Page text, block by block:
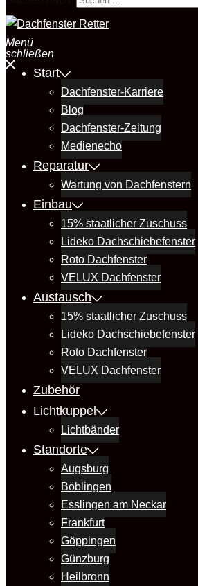
Menü
schließen
Start
Dachfenster-Karriere
Blog
Dachfenster-Zeitung
Medienecho
Reparatur
Wartung von Dachfenstern
Einbau
15% staatlicher Zuschuss
Lideko Dachschiebefenster
Roto Dachfenster
VELUX Dachfenster
Austausch
15% staatlicher Zuschuss
Lideko Dachschiebefenster
Roto Dachfenster
VELUX Dachfenster
Zubehör
Lichtkuppel
Lichtbänder
Standorte
Augsburg
Böblingen
Esslingen am Neckar
Frankfurt
Göppingen
Günzburg
Heilbronn